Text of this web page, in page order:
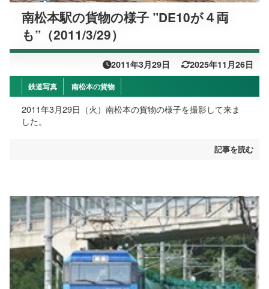
南松本駅の貨物の様子 ”DE10が４両
も”（2011/3/29）
2011年3月29日 2025年11月26日
鉄道写真 南松本の貨物
2011年3月29日（火）南松本の貨物の様子を撮影して来ま
した。
記事を読む